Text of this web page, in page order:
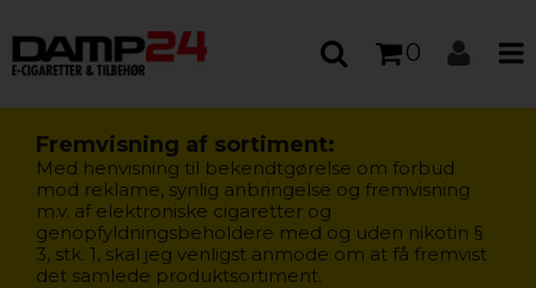
0
Fremvisning af sortiment:
Med henvisning til bekendtgørelse om forbud
mod reklame, synlig anbringelse og fremvisning
m.v. af elektroniske cigaretter og
genopfyldningsbeholdere med og uden nikotin §
3, stk. 1, skal jeg venligst anmode om at få fremvist
det samlede produktsortiment.